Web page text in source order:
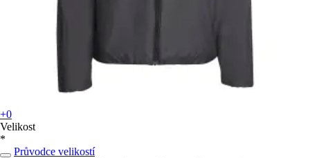
+0
Velikost
*
Průvodce velikostí